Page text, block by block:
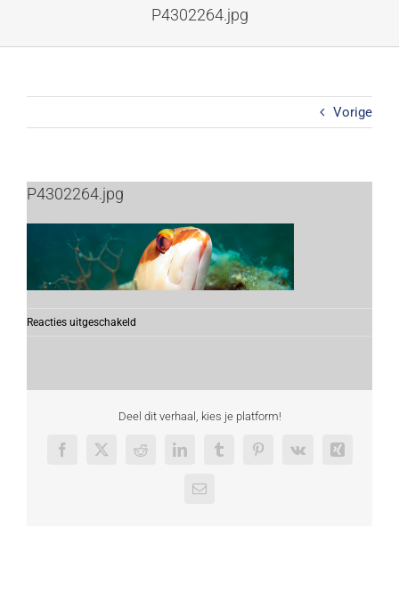
P4302264.jpg
Vorige
P4302264.jpg
Reacties uitgeschakeld
Deel dit verhaal, kies je platform!
Facebook
X RedditLinkedInTumblrPinterest
Vk Xing
E-